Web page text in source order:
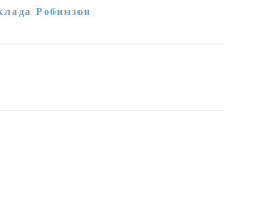
Робинзон